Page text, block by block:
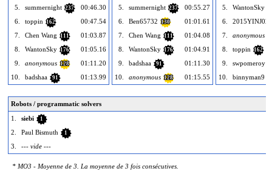
5.
summernight 237
00:46.30
6.
toppin 162
00:47.54
7.
Chen Wang 111
01:03.87
8.
WantonSky 176
01:05.16
9.
anonymous 128
01:11.20
10.
badshaa 91 01:13.99
5.
summernight 237
00:55.27
6.
Ben65732 130
01:01.61
7.
Chen Wang 111
01:04.08
8.
WantonSky 176
01:04.91
9.
badshaa 91
01:11.30
10.
anonymous 128 01:15.55
5. WantonSky
6.
2015YINJ02
7.
anonymous
8. toppin 162
9. swpomeroy
10. binnyman9
Robots / programmatic solvers
1.
siebi 1
2. Paul Bismuth 1
3. --- vide ---
* MO3 - Moyenne de 3. La moyenne de 3 fois consécutives.